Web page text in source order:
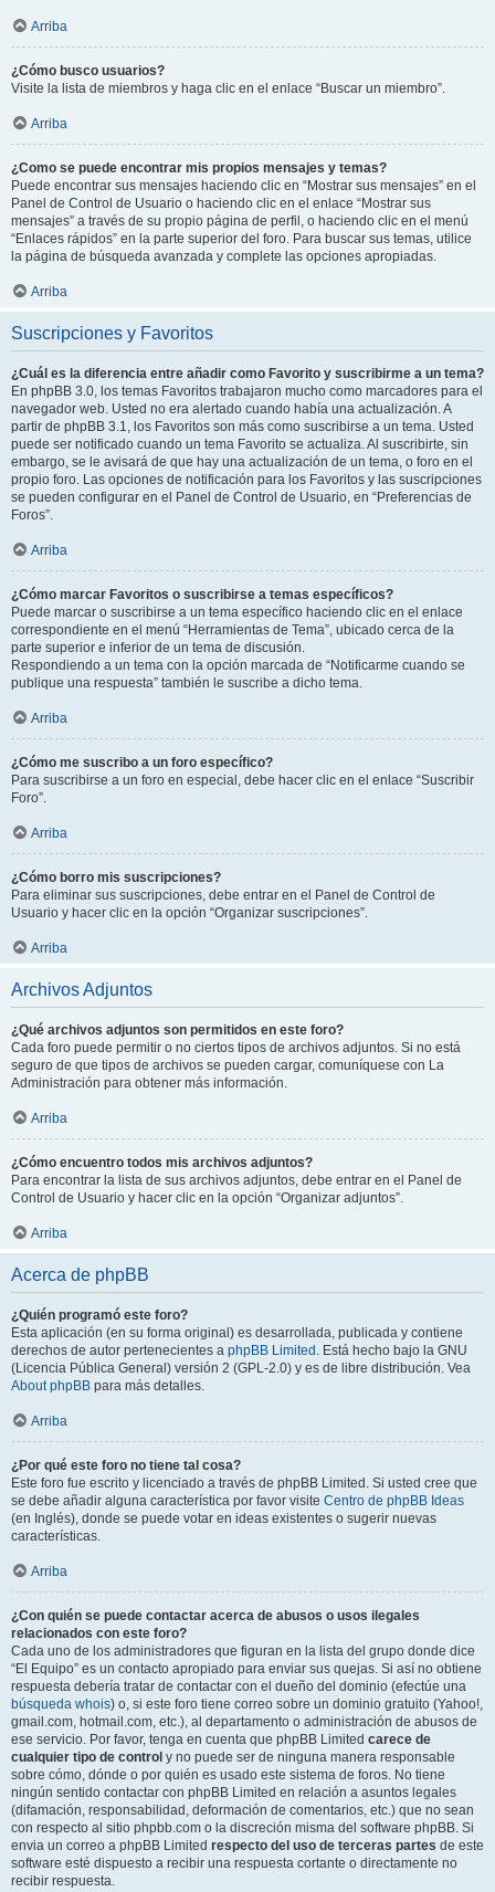
Arriba
¿Cómo busco usuarios?
Visite la lista de miembros y haga clic en el enlace “Buscar un miembro”.
Arriba
¿Como se puede encontrar mis propios mensajes y temas?
Puede encontrar sus mensajes haciendo clic en “Mostrar sus mensajes” en el
Panel de Control de Usuario o haciendo clic en el enlace “Mostrar sus
mensajes” a través de su propio página de perfil, o haciendo clic en el menú
“Enlaces rápidos” en la parte superior del foro. Para buscar sus temas, utilice
la página de búsqueda avanzada y complete las opciones apropiadas.
Arriba
Suscripciones y Favoritos
¿Cuál es la diferencia entre añadir como Favorito y suscribirme a un tema?
En phpBB 3.0, los temas Favoritos trabajaron mucho como marcadores para el
navegador web. Usted no era alertado cuando había una actualización. A
partir de phpBB 3.1, los Favoritos son más como suscribirse a un tema. Usted
puede ser notificado cuando un tema Favorito se actualiza. Al suscribirte, sin
embargo, se le avisará de que hay una actualización de un tema, o foro en el
propio foro. Las opciones de notificación para los Favoritos y las suscripciones
se pueden configurar en el Panel de Control de Usuario, en “Preferencias de
Foros”.
Arriba
¿Cómo marcar Favoritos o suscribirse a temas específicos?
Puede marcar o suscribirse a un tema específico haciendo clic en el enlace
correspondiente en el menú “Herramientas de Tema”, ubicado cerca de la
parte superior e inferior de un tema de discusión.
Respondiendo a un tema con la opción marcada de “Notificarme cuando se
publique una respuesta” también le suscribe a dicho tema.
Arriba
¿Cómo me suscribo a un foro específico?
Para suscribirse a un foro en especial, debe hacer clic en el enlace “Suscribir
Foro”.
Arriba
¿Cómo borro mis suscripciones?
Para eliminar sus suscripciones, debe entrar en el Panel de Control de
Usuario y hacer clic en la opción “Organizar suscripciones”.
Arriba
Archivos Adjuntos
¿Qué archivos adjuntos son permitidos en este foro?
Cada foro puede permitir o no ciertos tipos de archivos adjuntos. Si no está
seguro de que tipos de archivos se pueden cargar, comuníquese con La
Administración para obtener más información.
Arriba
¿Cómo encuentro todos mis archivos adjuntos?
Para encontrar la lista de sus archivos adjuntos, debe entrar en el Panel de
Control de Usuario y hacer clic en la opción “Organizar adjuntos”.
Arriba
Acerca de phpBB
¿Quién programó este foro?
Esta aplicación (en su forma original) es desarrollada, publicada y contiene
derechos de autor pertenecientes a phpBB Limited . Está hecho bajo la GNU
(Licencia Pública General) versión 2 (GPL-2.0) y es de libre distribución. Vea
About phpBB para más detalles.
Arriba
¿Por qué este foro no tiene tal cosa?
Este foro fue escrito y licenciado a través de phpBB Limited. Si usted cree que
se debe añadir alguna característica por favor visite Centro de phpBB Ideas
(en Inglés), donde se puede votar en ideas existentes o sugerir nuevas
características.
Arriba
¿Con quién se puede contactar acerca de abusos o usos ilegales
relacionados con este foro?
Cada uno de los administradores que figuran en la lista del grupo donde dice
“El Equipo” es un contacto apropiado para enviar sus quejas. Si así no obtiene
respuesta debería tratar de contactar con el dueño del dominio (efectúe una
búsqueda whois) o, si este foro tiene correo sobre un dominio gratuito (Yahoo!,
gmail.com, hotmail.com, etc.), al departamento o administración de abusos de
ese servicio. Por favor, tenga en cuenta que phpBB Limited carece de
cualquier tipo de control y no puede ser de ninguna manera responsable
sobre cómo, dónde o por quién es usado este sistema de foros. No tiene
ningún sentido contactar con phpBB Limited en relación a asuntos legales
(difamación, responsabilidad, deformación de comentarios, etc.) que no sean
con respecto al sitio phpbb.com o la discreción misma del software phpBB. Si
envia un correo a phpBB Limited respecto del uso de terceras partes de este
software esté dispuesto a recibir una respuesta cortante o directamente no
recibir respuesta.